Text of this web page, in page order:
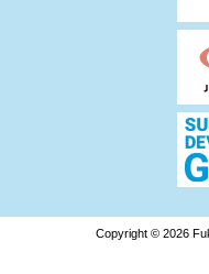
Copyright © 2026